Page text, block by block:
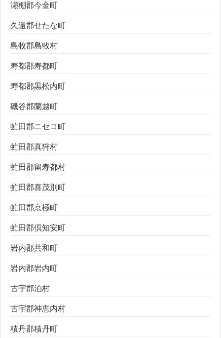
瀬棚郡今金町
久遠郡せたな町
島牧郡島牧村
寿都郡寿都町
寿都郡黒松内町
磯谷郡蘭越町
虻田郡ニセコ町
虻田郡真狩村
虻田郡留寿都村
虻田郡喜茂別町
虻田郡京極町
虻田郡倶知安町
岩内郡共和町
岩内郡岩内町
古宇郡泊村
古宇郡神恵内村
積丹郡積丹町